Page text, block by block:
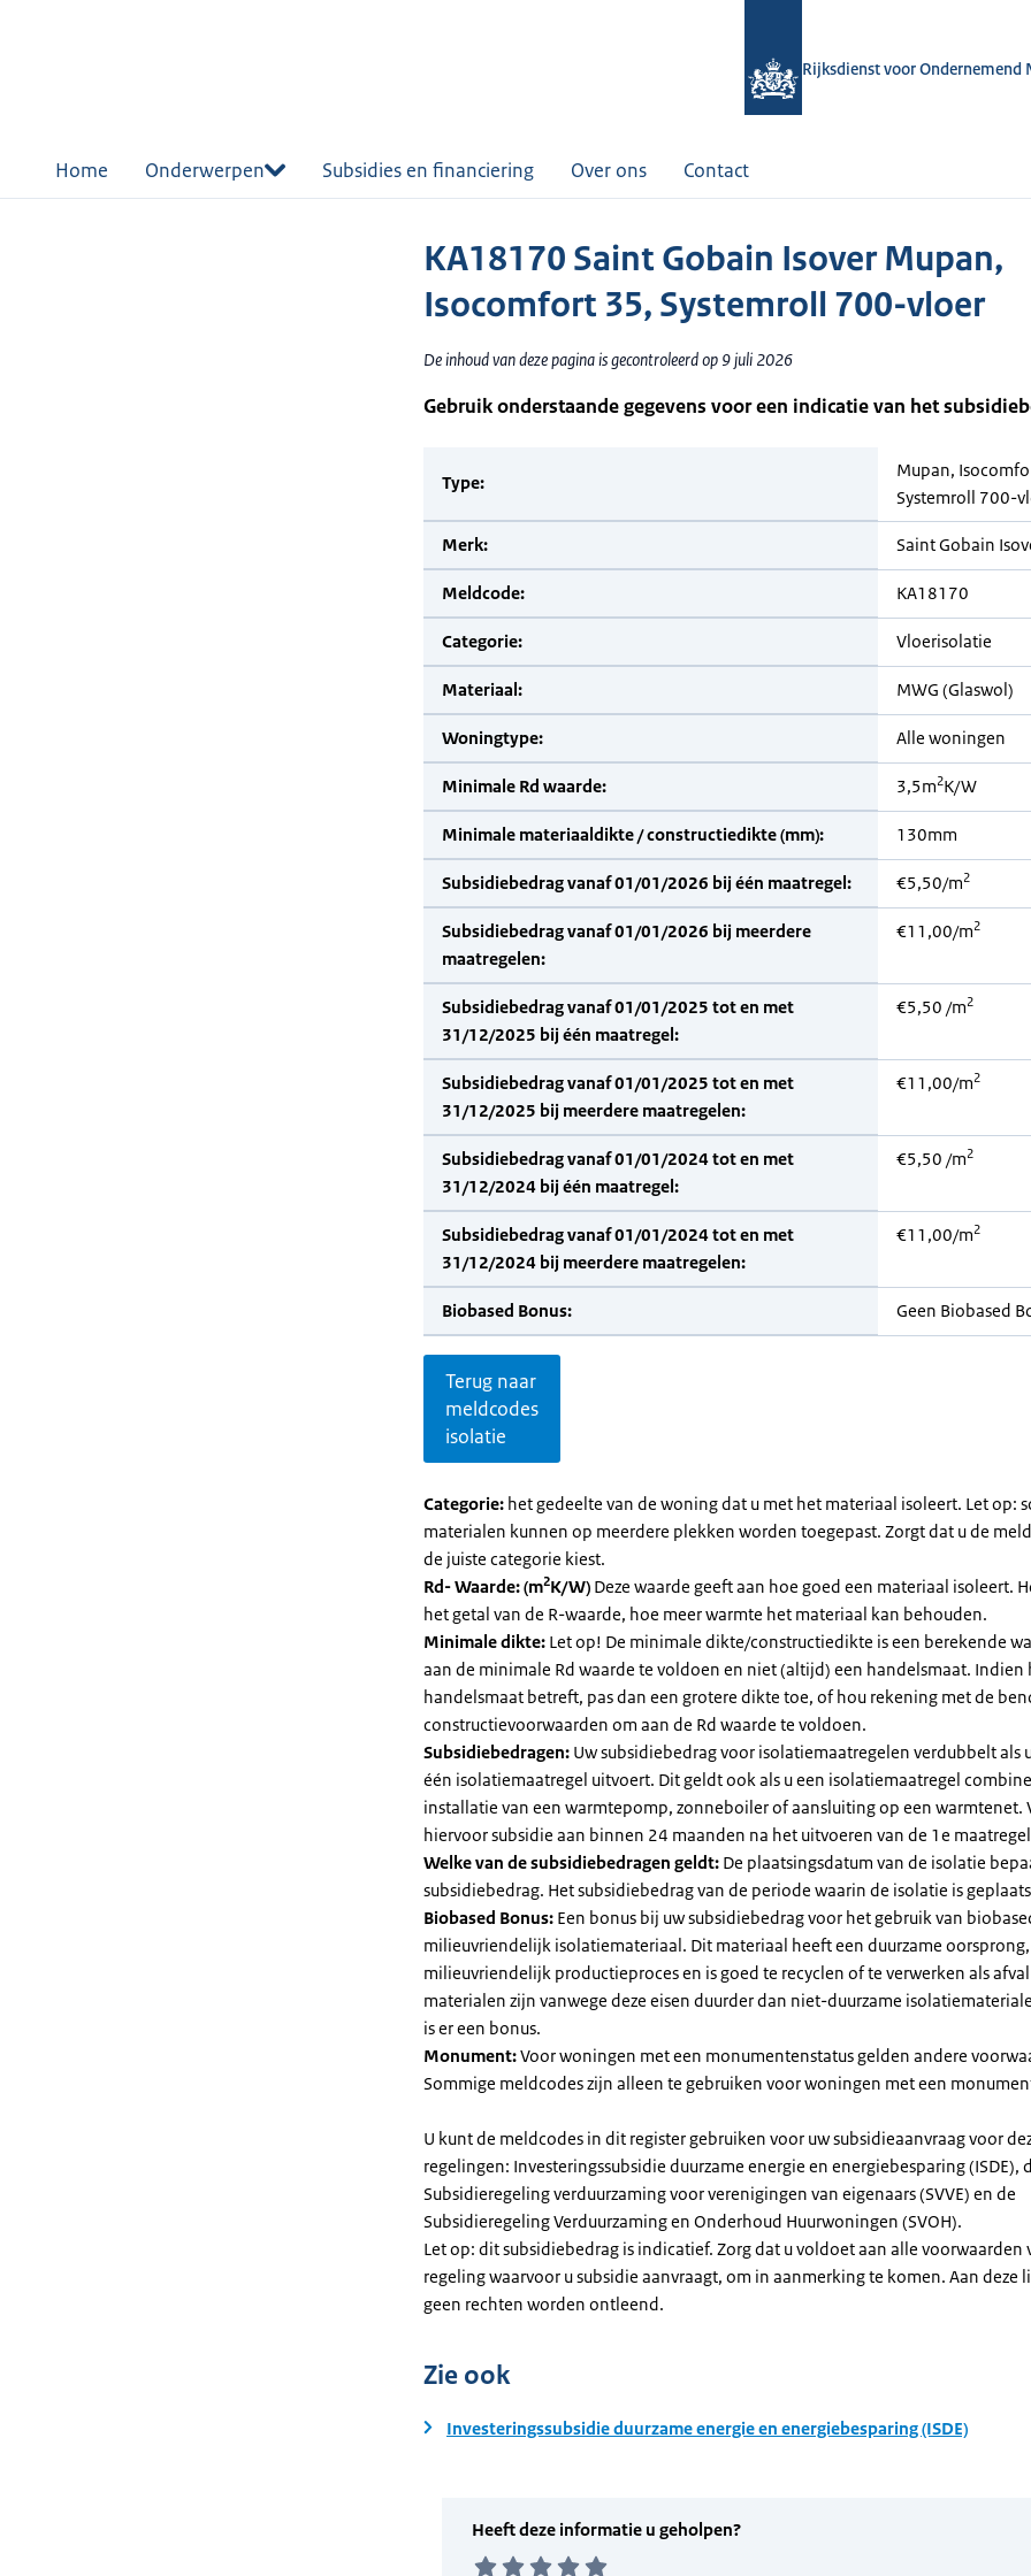
Rijksdienst voor Ondernemend
Home Onderwerpen Subsidies en financiering Over ons Contact
KA18170 Saint Gobain Isover Mupan,
Isocomfort 35, Systemroll 700-vloer
De inhoud van deze pagina is gecontroleerd op 9 juli 2026
Gebruik onderstaande gegevens voor een indicatie van het
Type:
Mupan,
Systemroll 700-
Merk: Saint Gobain
Meldcode: KA18170
Categorie: Vloerisolatie
Materiaal: MWG (Glaswol)
Woningtype: Alle woningen
Minimale Rd waarde: 3,5m2K/W
Minimale materiaaldikte / constructiedikte (mm): 130mm
Subsidiebedrag vanaf 01/01/2026 bij één maatregel: €5,50/m2
Subsidiebedrag vanaf 01/01/2026 bij meerdere
maatregelen:
€11,00/m2
Subsidiebedrag vanaf 01/01/2025 tot en met
31/12/2025 bij één maatregel:
€5,50 /m2
Subsidiebedrag vanaf 01/01/2025 tot en met
31/12/2025 bij meerdere maatregelen:
€11,00/m2
Subsidiebedrag vanaf 01/01/2024 tot en met
31/12/2024 bij één maatregel:
€5,50 /m2
Subsidiebedrag vanaf 01/01/2024 tot en met
31/12/2024 bij meerdere maatregelen:
€11,00/m2
Biobased Bonus: Geen Biobased
Terug naar
meldcodes
isolatie
Categorie: het gedeelte van de woning dat u met het materiaal isoleert. Let op:
materialen kunnen op meerdere plekken worden toegepast. Zorgt dat u de
de juiste categorie kiest.
Rd- Waarde: (m2K/W) Deze waarde geeft aan hoe goed een materiaal isoleert.
het getal van de R-waarde, hoe meer warmte het materiaal kan behouden.
Minimale dikte: Let op! De minimale dikte/constructiedikte is een berekende
aan de minimale Rd waarde te voldoen en niet (altijd) een handelsmaat. Indien
handelsmaat betreft, pas dan een grotere dikte toe, of hou rekening met de
constructievoorwaarden om aan de Rd waarde te voldoen.
Subsidiebedragen: Uw subsidiebedrag voor isolatiemaatregelen verdubbelt als
één isolatiemaatregel uitvoert. Dit geldt ook als u een isolatiemaatregel
installatie van een warmtepomp, zonneboiler of aansluiting op een warmtenet.
hiervoor subsidie aan binnen 24 maanden na het uitvoeren van de 1e
Welke van de subsidiebedragen geldt: De plaatsingsdatum van de isolatie
subsidiebedrag. Het subsidiebedrag van de periode waarin de isolatie is
Biobased Bonus: Een bonus bij uw subsidiebedrag voor het gebruik van
milieuvriendelijk isolatiemateriaal. Dit materiaal heeft een duurzame oorsprong,
milieuvriendelijk productieproces en is goed te recyclen of te verwerken als
materialen zijn vanwege deze eisen duurder dan niet-duurzame
is er een bonus.
Monument:Voor woningen met een monumentenstatus gelden andere
Sommige meldcodes zijn alleen te gebruiken voor woningen met een
U kunt de meldcodes in dit register gebruiken voor uw subsidieaanvraag voor
regelingen: Investeringssubsidie duurzame energie en energiebesparing (ISDE),
Subsidieregeling verduurzaming voor verenigingen van eigenaars (SVVE) en de
Subsidieregeling Verduurzaming en Onderhoud Huurwoningen (SVOH).
Let op: dit subsidiebedrag is indicatief. Zorg dat u voldoet aan alle voorwaarden
regeling waarvoor u subsidie aanvraagt, om in aanmerking te komen. Aan deze
geen rechten worden ontleend.
Zie ook
Investeringssubsidie duurzame energie en energiebesparing (ISDE)